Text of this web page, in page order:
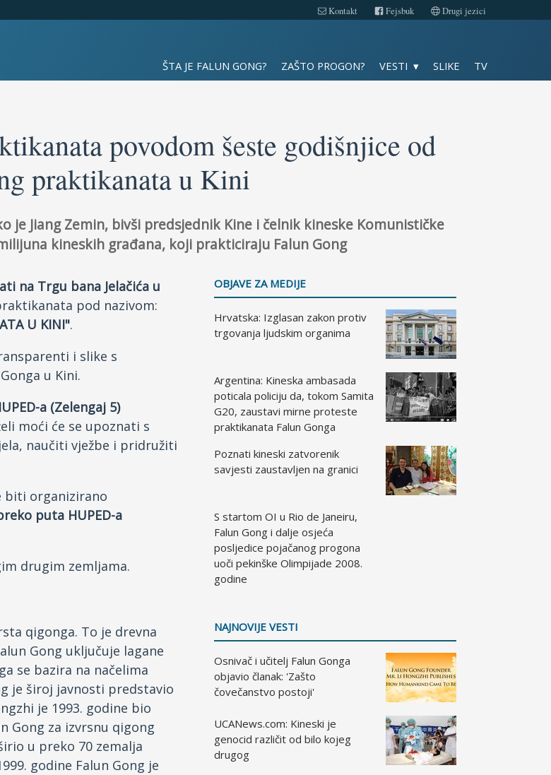
Kontakt Fejsbuk Drugi jezici
ŠTA JE FALUN GONG? ZAŠTO PROGON? VESTI SLIKE TV
Slike
Kontakt
povodom šeste godišnjice od
praktikanata u Kini
je Jiang Zemin, bivši predsjednik Kine i čelnik kineske Komunističke
kineskih građana, koji prakticiraju Falun Gong
na Trgu bana Jelačića u
pod nazivom:
U KINI".
i slike s
u Kini.
a (Zelengaj 5)
moći će se upoznati s
naučiti vježbe i pridružiti
biti organizirano
puta HUPED-a
drugim zemljama.
qigonga. To je drevna
Gong uključuje lagane
se bazira na načelima
je široj javnosti predstavio
je 1993. godine bio
Gong za izvrsnu qigong
u preko 70 zemalja
godine Falun Gong je
OBJAVE ZA MEDIJE
Hrvatska: Izglasan zakon protiv
trgovanja ljudskim organima
Argentina: Kineska ambasada
poticala policiju da, tokom Samita
G20, zaustavi mirne proteste
praktikanata Falun Gonga
Poznati kineski zatvorenik
savjesti zaustavljen na granici
S startom OI u Rio de Janeiru,
Falun Gong i dalje osjeća
posljedice pojačanog progona
uoči pekinške Olimpijade 2008.
godine
NAJNOVIJE VESTI
Osnivač i učitelj Falun Gonga
objavio članak: 'Zašto
čovečanstvo postoji'
UCANews.com: Kineski je
genocid različit od bilo kojeg
drugog